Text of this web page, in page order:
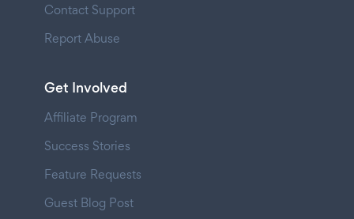
Contact Support
Report Abuse
Get Involved
Affiliate Program
Success Stories
Feature Requests
Guest Blog Post